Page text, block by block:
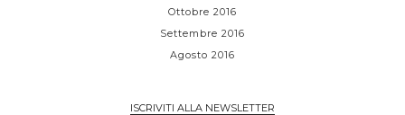
Ottobre 2016
Settembre 2016
Agosto 2016
ISCRIVITI ALLA NEWSLETTER